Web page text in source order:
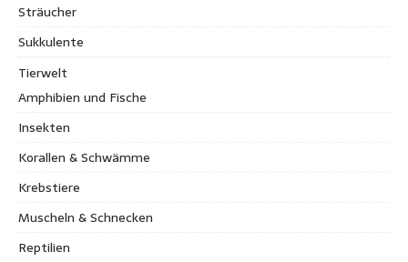
Sträucher
Sukkulente
Tierwelt
Amphibien und Fische
Insekten
Korallen & Schwämme
Krebstiere
Muscheln & Schnecken
Reptilien